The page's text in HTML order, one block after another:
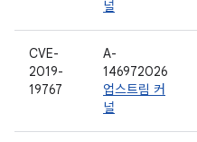
널
CVE-
2019-
19767
A-
146972026
업스트림 커
널